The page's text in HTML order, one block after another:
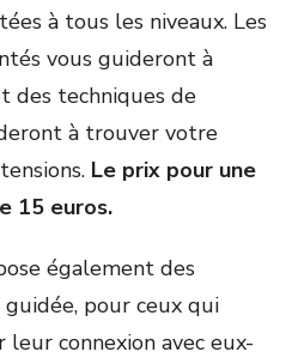
à tous les niveaux. Les
vous guideront à
des techniques de
à trouver votre
Le prix pour une
15 euros.
également des
pour ceux qui
connexion avec eux-